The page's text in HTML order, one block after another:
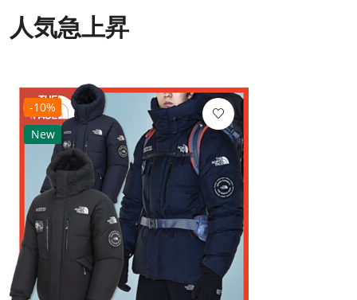
人気急上昇
-10%
New